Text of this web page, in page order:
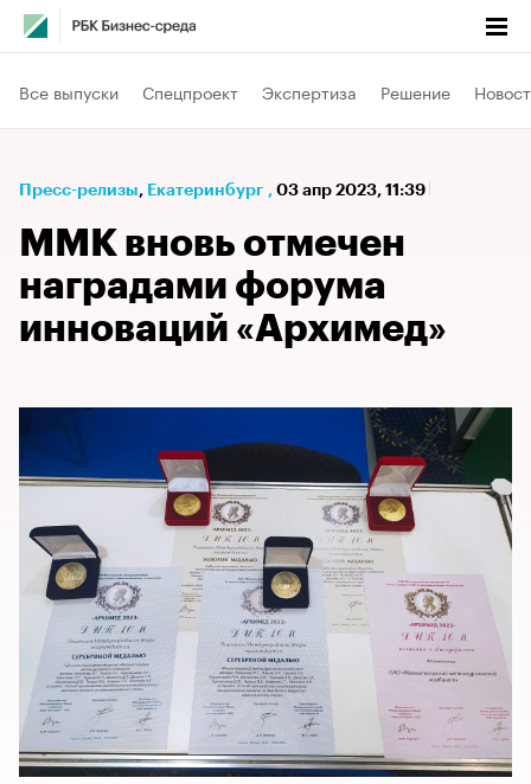
Все выпуски Спецпроект Экспертиза Решение
Пресс-релизы⁠, Екатеринбург , 03 апр 2023, 11:39
ММК вновь отмечен
наградами форума
инноваций «Архимед»